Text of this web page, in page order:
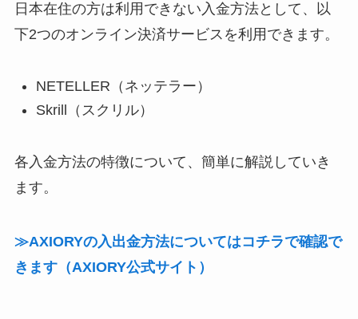
日本在住の方は利用できない入金方法として、以
下2つのオンライン決済サービスを利用できます。
NETELLER（ネッテラー）
Skrill（スクリル）
各入金方法の特徴について、簡単に解説していき
ます。
≫AXIORYの入出金方法についてはコチラで確認で
きます（AXIORY公式サイト）